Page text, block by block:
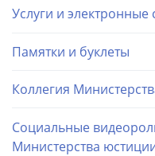
Услуги и электронные
Памятки и буклеты
Коллегия
Социальные
Министерства